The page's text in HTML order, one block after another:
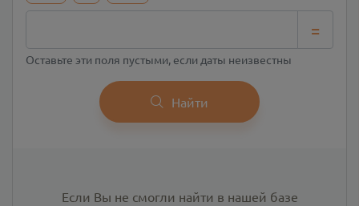
=
Оставьте эти поля пустыми, если даты неизвестны
Найти
Если Вы не смогли найти в нашей базе